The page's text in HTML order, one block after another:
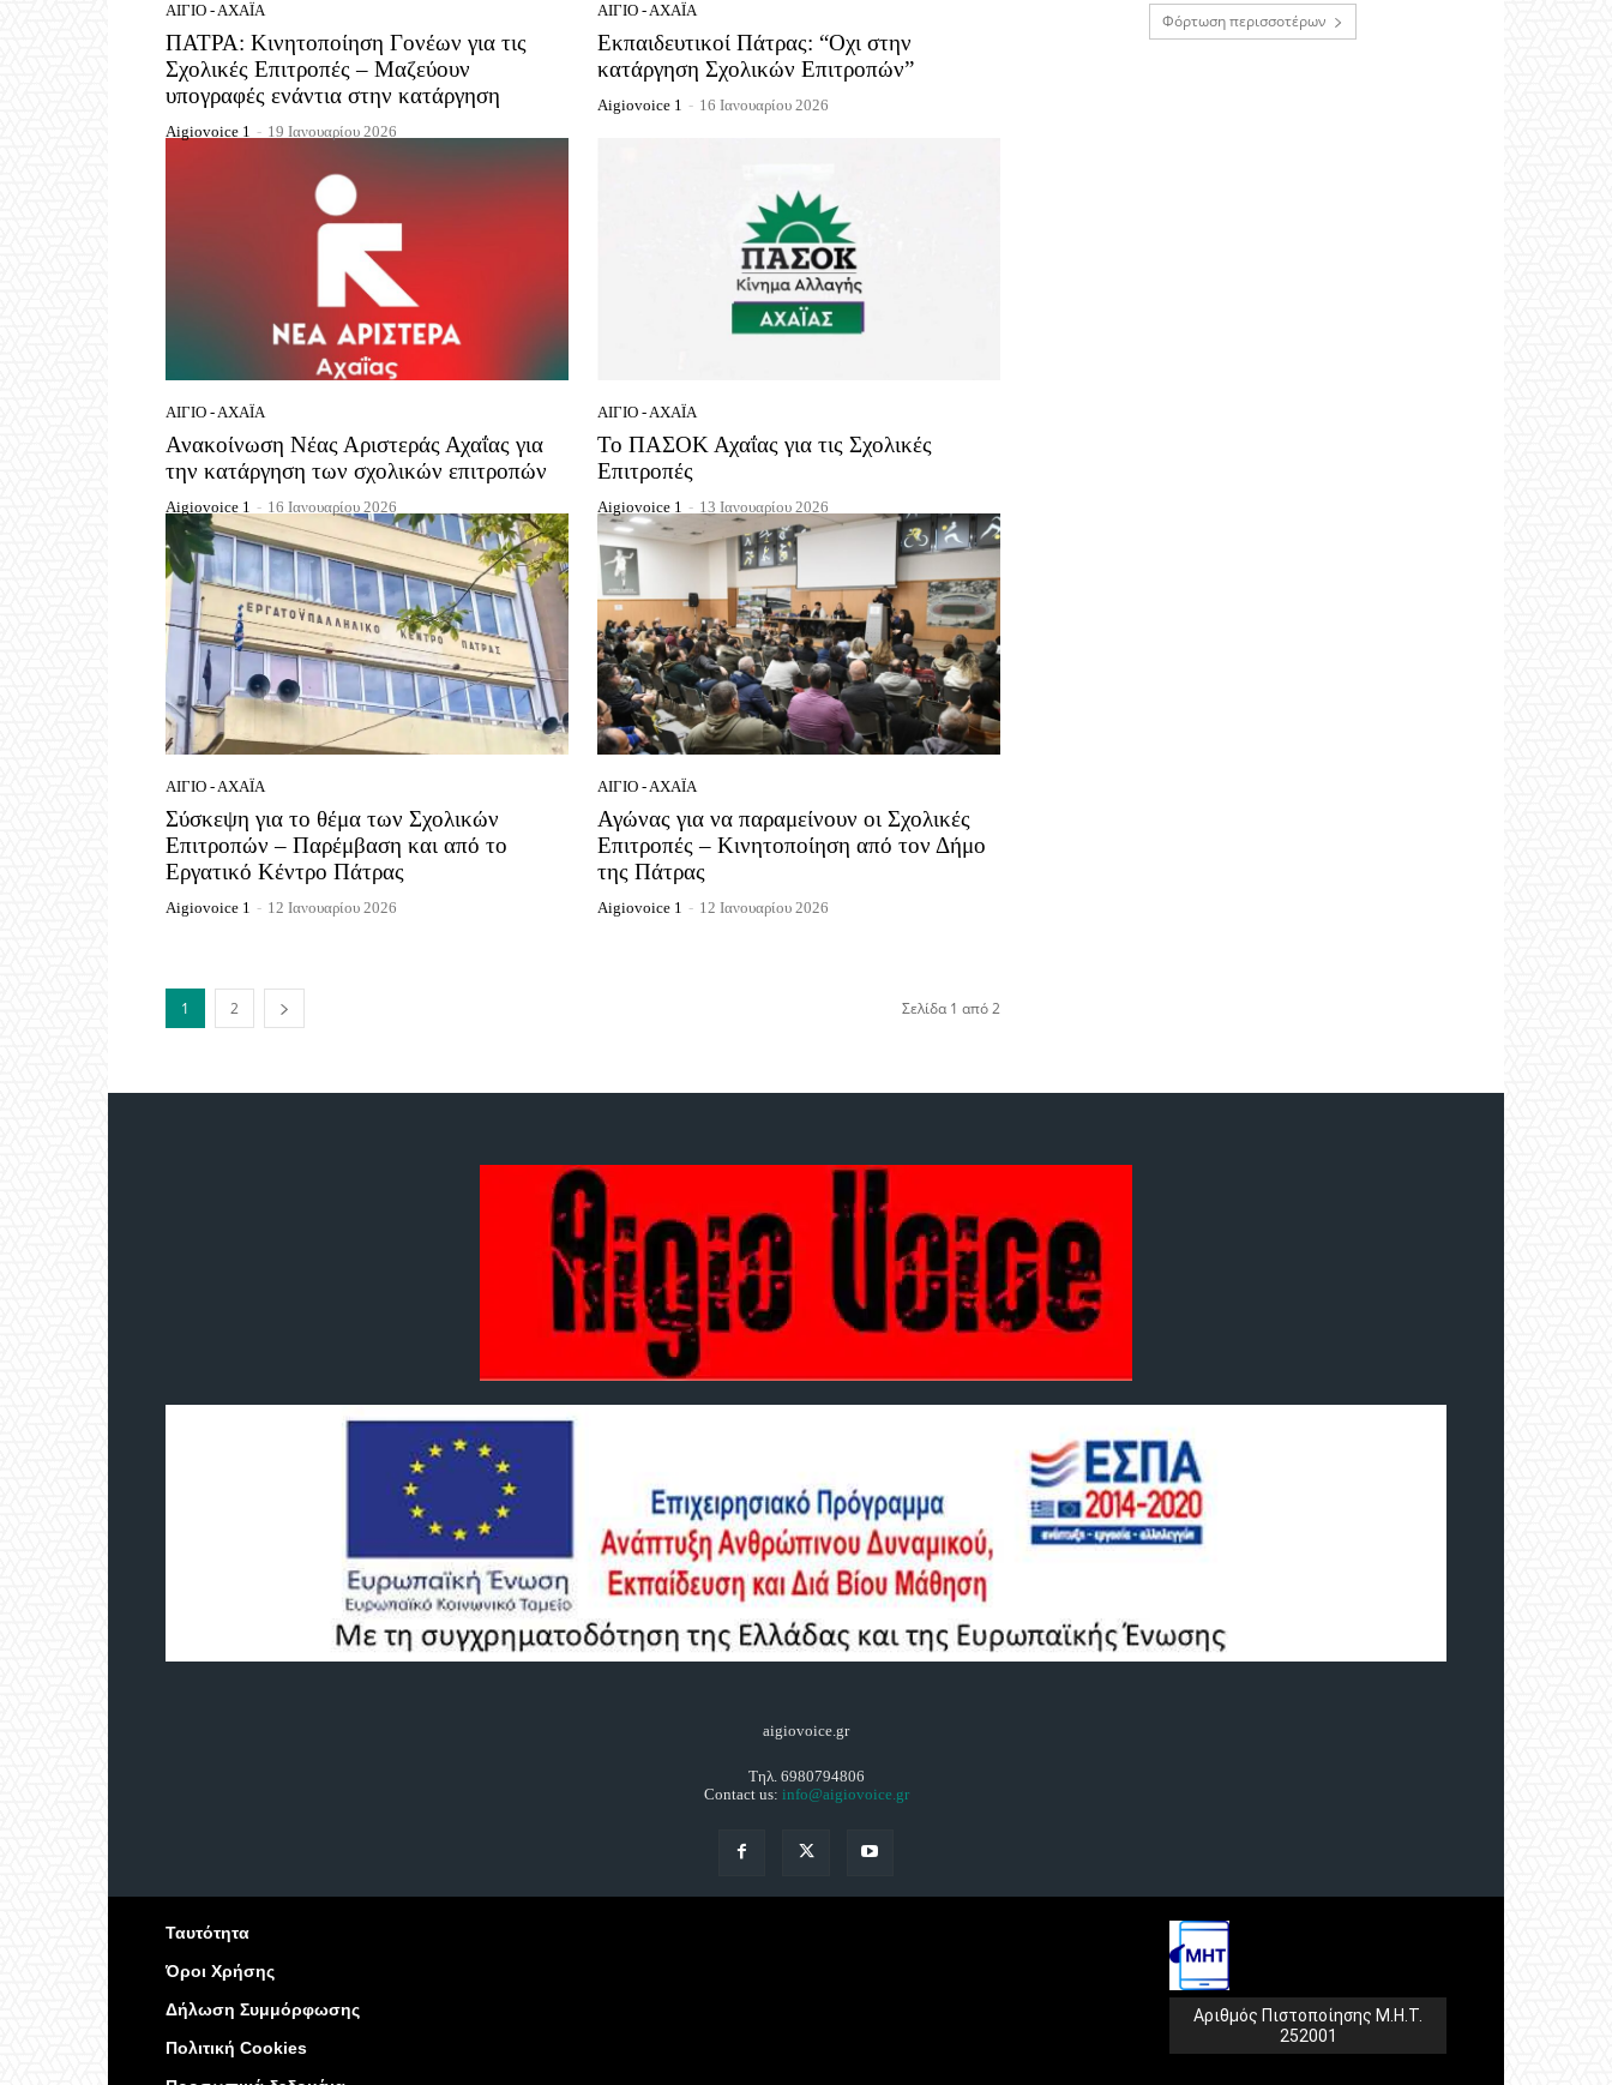
ΑΊΓΙΟ - ΑΧΑΪ́Α
ΠΑΤΡΑ: Κινητοποίηση Γονέων για τις
Σχολικές Επιτροπές – Μαζεύουν
υπογραφές ενάντια στην κατάργηση
Aigiovoice 1 - 19 Ιανουαρίου 2026
ΑΊΓΙΟ - ΑΧΑΪ́Α
Εκπαιδευτικοί Πάτρας: “Οχι στην
κατάργηση Σχολικών Επιτροπών”
Aigiovoice 1 - 16 Ιανουαρίου 2026
ΑΊΓΙΟ - ΑΧΑΪ́Α
Ανακοίνωση Νέας Αριστεράς Αχαΐας για
την κατάργηση των σχολικών επιτροπών
Aigiovoice 1 - 16 Ιανουαρίου 2026
ΑΊΓΙΟ - ΑΧΑΪ́Α
To ΠΑΣΟΚ Αχαΐας για τις Σχολικές
Επιτροπές
Aigiovoice 1 - 13 Ιανουαρίου 2026
ΑΊΓΙΟ - ΑΧΑΪ́Α
Σύσκεψη για το θέμα των Σχολικών
Επιτροπών – Παρέμβαση και από το
Εργατικό Κέντρο Πάτρας
Aigiovoice 1 - 12 Ιανουαρίου 2026
ΑΊΓΙΟ - ΑΧΑΪ́Α
Αγώνας για να παραμείνουν οι Σχολικές
Επιτροπές – Κινητοποίηση από τον Δήμο
της Πάτρας
Aigiovoice 1 - 12 Ιανουαρίου 2026
1 2 Σελίδα 1 από 2
Φόρτωση περισσοτέρων
aigiovoice.gr
Τηλ. 6980794806
Contact us: info@aigiovoice.gr
Ταυτότητα
Όροι Χρήσης
Δήλωση Συμμόρφωσης
Πολιτική Cookies
Αριθμός Πιστοποίησης Μ.Η.Τ.
252001